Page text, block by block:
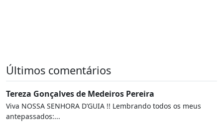
Últimos comentários
Tereza Gonçalves de Medeiros Pereira
Viva NOSSA SENHORA D’GUIA !! Lembrando todos os meus
antepassados:...